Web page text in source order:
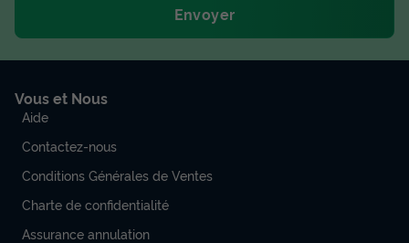
Envoyer
Vous et Nous
Aide
Contactez-nous
Conditions Générales de Ventes
Charte de confidentialité
Assurance annulation